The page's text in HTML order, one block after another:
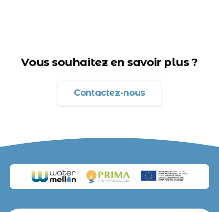
Vous souhaitez en savoir plus ?
Contactez-nous